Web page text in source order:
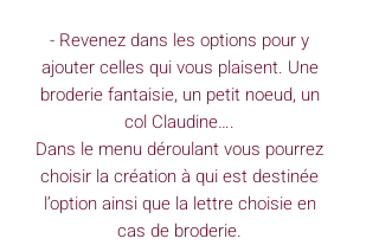
- Revenez dans les options pour y
ajouter celles qui vous plaisent. Une
broderie fantaisie, un petit noeud, un
col Claudine….
Dans le menu déroulant vous pourrez
choisir la création à qui est destinée
l’option ainsi que la lettre choisie en
cas de broderie.